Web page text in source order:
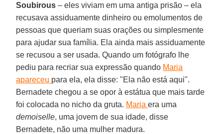
Soubirous – eles viviam em uma antiga prisão – ela
recusava assiduamente dinheiro ou emolumentos de
pessoas que queriam suas orações ou simplesmente
para ajudar sua família. Ela ainda mais assiduamente
se recusou a ser usada. Quando um fotógrafo lhe
pediu para recriar sua expressão quando Maria
apareceu para ela, ela disse: "Ela não está aqui".
Bernadete chegou a se opor à estátua que mais tarde
foi colocada no nicho da gruta. Mariaera uma
demoiselle, uma jovem de sua idade, disse
Bernadete, não uma mulher madura.